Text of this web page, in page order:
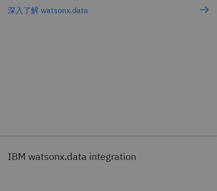
深入了解 watsonx.data
IBM watsonx.data integration